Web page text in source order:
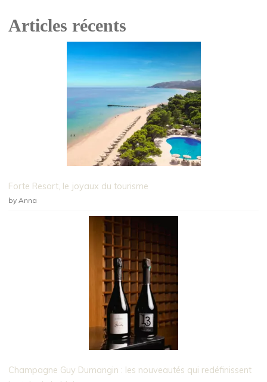
Articles récents
Forte Resort, le joyaux du tourisme
by Anna
Champagne Guy Dumangin : les nouveautés qui redéfinissent